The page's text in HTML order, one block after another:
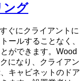
ング
ぐにクライアントに
ールすることなく、
ができます。Wood
になり、クライアン
キャビネットのドア